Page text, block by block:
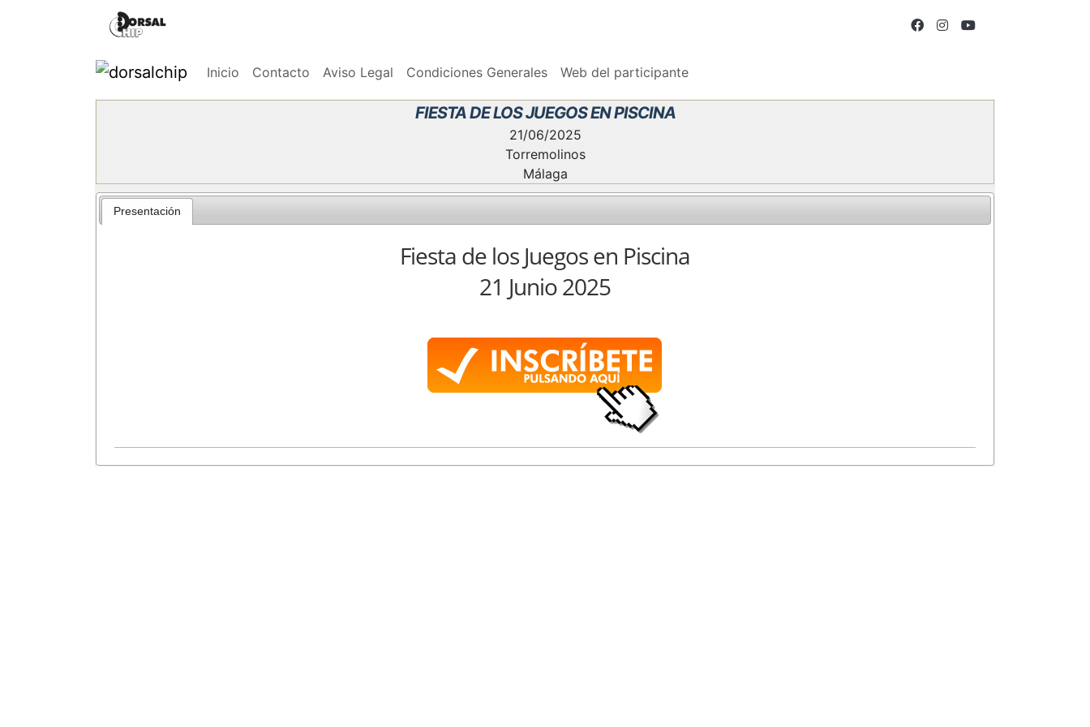
Inicio Contacto Aviso Legal Condiciones Generales Web del participante
FIESTA DE LOS JUEGOS EN PISCINA
21/06/2025
Torremolinos
Málaga
Presentación
Fiesta de los Juegos en Piscina
21 Junio 2025